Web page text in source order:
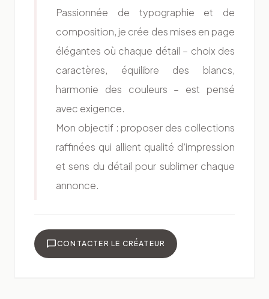
Passionnée de typographie et de
composition, je crée des mises en page
élégantes où chaque détail – choix des
caractères, équilibre des blancs,
harmonie des couleurs – est pensé
avec exigence.
Mon objectif : proposer des collections
raffinées qui allient qualité d’impression
et sens du détail pour sublimer chaque
annonce.
chat_bubbleCONTACTER LE CRÉATEUR